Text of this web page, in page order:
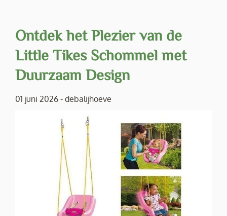
Ontdek het Plezier van de
Little Tikes Schommel met
Duurzaam Design
01 juni 2026 - debalijhoeve